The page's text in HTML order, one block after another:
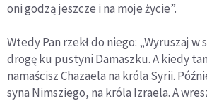
oni godzą jeszcze i na moje życie”.
Wtedy Pan rzekł do niego: „Wyruszaj
drogę ku pustyni Damaszku. A kiedy
namaścisz Chazaela na króla Syrii.
syna Nimsziego, na króla Izraela. A